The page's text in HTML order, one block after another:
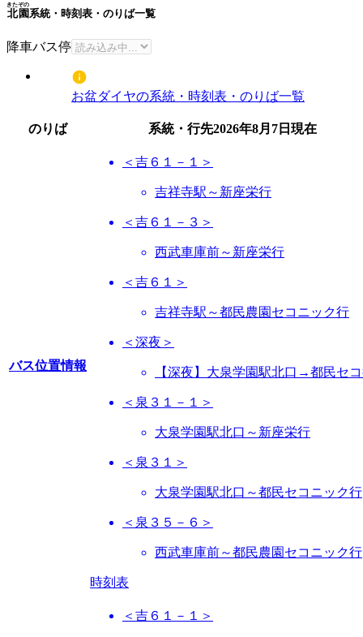
北園
きたぞの
系統・時刻表・のりば一覧
降車バス停
お盆ダイヤの系統・時刻表・のりば一覧
のりば 系統・行先2026年8月7日 現在
バス位置情報
＜吉６１－１＞
吉祥寺駅～新座栄行
＜吉６１－３＞
西武車庫前～新座栄行
＜吉６１＞
吉祥寺駅～都民農園セコニック行
＜深夜＞
【深夜】大泉学園駅北口→都民セ
＜泉３１－１＞
大泉学園駅北口～新座栄行
＜泉３１＞
大泉学園駅北口～都民セコニック行
＜泉３５－６＞
西武車庫前～都民農園セコニック行
時刻表
＜吉６１－１＞